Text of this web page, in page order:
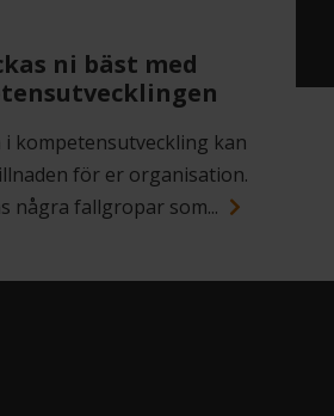
ni bäst med
kompetensutveckling kan
för er organisation.
några fallgropar som...